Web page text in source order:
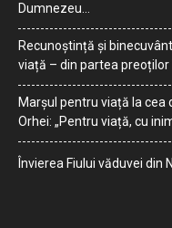
Dumnezeu…
Recunoștință și
viață – din partea preoților
Marșul pentru viață la cea
Orhei: „Pentru viață, cu
Învierea Fiului văduvei din